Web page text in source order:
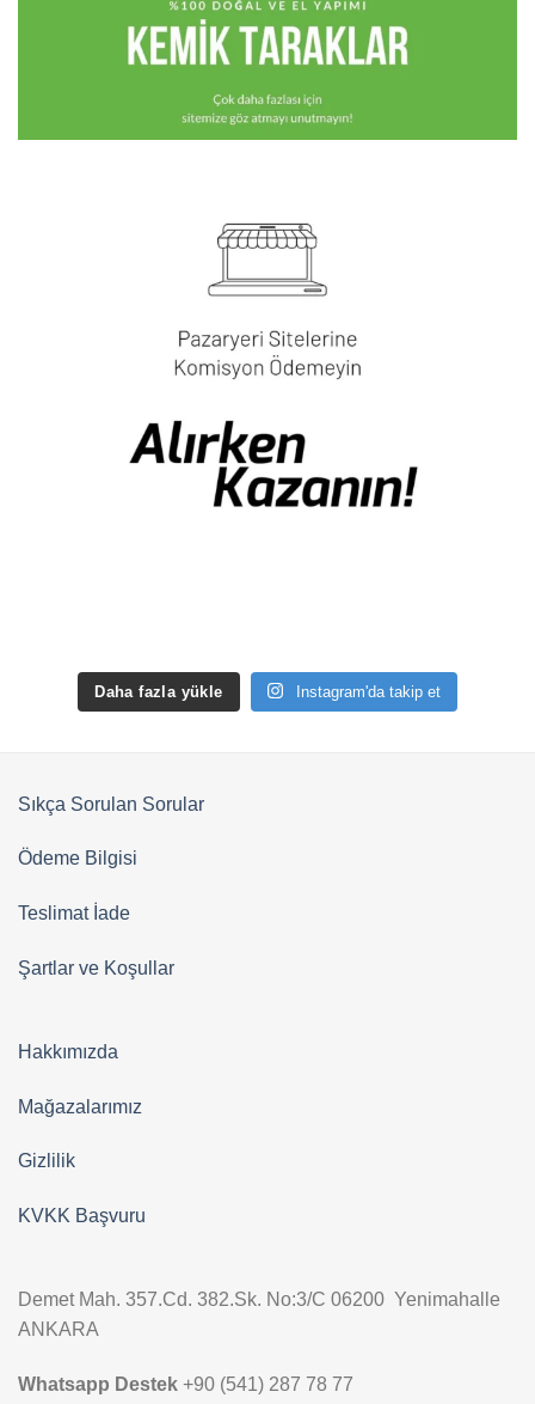
Daha fazla yükle Instagram'da takip et
Sıkça Sorulan Sorular
Ödeme Bilgisi
Teslimat İade
Şartlar ve Koşullar
Hakkımızda
Mağazalarımız
Gizlilik
KVKK Başvuru
Demet Mah. 357.Cd. 382.Sk. No:3/C 06200 Yenimahalle
ANKARA
Whatsapp Destek +90 (541) 287 78 77